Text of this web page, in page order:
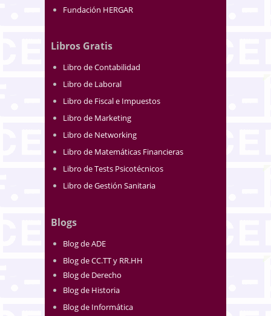
Fundación HERGAR
Libros Gratis
Libro de Contabilidad
Libro de Laboral
Libro de Fiscal e Impuestos
Libro de Marketing
Libro de Networking
Libro de Matemáticas Financieras
Libro de Tests Psicotécnicos
Libro de Gestión Sanitaria
Blogs
Blog de ADE
Blog de CC.TT y RR.HH
Blog de Derecho
Blog de Historia
Blog de Informática